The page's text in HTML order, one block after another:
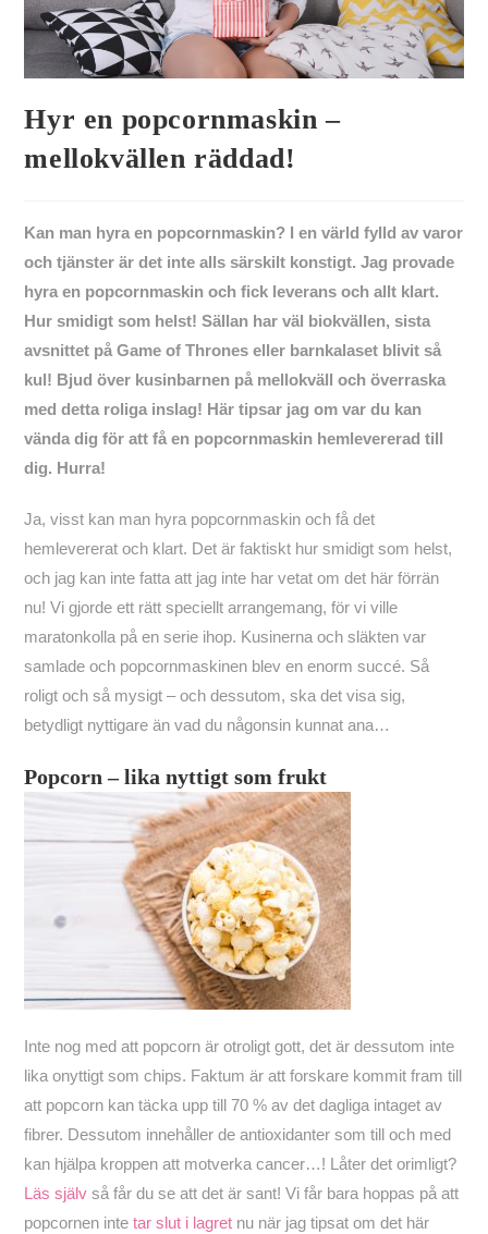
Hyr en popcornmaskin –
mellokvällen räddad!
Kan man hyra en popcornmaskin? I en värld fylld av varor
och tjänster är det inte alls särskilt konstigt. Jag provade
hyra en popcornmaskin och fick leverans och allt klart.
Hur smidigt som helst! Sällan har väl biokvällen, sista
avsnittet på Game of Thrones eller barnkalaset blivit så
kul! Bjud över kusinbarnen på mellokväll och överraska
med detta roliga inslag! Här tipsar jag om var du kan
vända dig för att få en popcornmaskin hemlevererad till
dig. Hurra!
Ja, visst kan man hyra popcornmaskin och få det
hemlevererat och klart. Det är faktiskt hur smidigt som helst,
och jag kan inte fatta att jag inte har vetat om det här förrän
nu! Vi gjorde ett rätt speciellt arrangemang, för vi ville
maratonkolla på en serie ihop. Kusinerna och släkten var
samlade och popcornmaskinen blev en enorm succé. Så
roligt och så mysigt – och dessutom, ska det visa sig,
betydligt nyttigare än vad du någonsin kunnat ana…
Popcorn – lika nyttigt som frukt
Inte nog med att popcorn är otroligt gott, det är dessutom inte
lika onyttigt som chips. Faktum är att forskare kommit fram till
att popcorn kan täcka upp till 70 % av det dagliga intaget av
fibrer. Dessutom innehåller de antioxidanter som till och med
kan hjälpa kroppen att motverka cancer…! Låter det orimligt?
Läs själv så får du se att det är sant! Vi får bara hoppas på att
popcornen intetar slut i lagret nu när jag tipsat om det här